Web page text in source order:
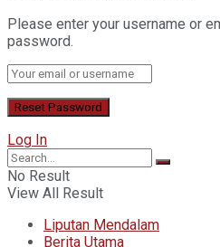
Please enter your username or
password.
Log In
No Result
View All Result
Liputan Mendalam
Berita Utama